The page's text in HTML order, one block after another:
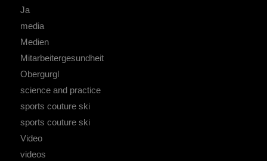
Ja
media
Medien
Mitarbeitergesundheit
Obergurgl
science and practice
sports couture ski
sports couture ski
Video
videos